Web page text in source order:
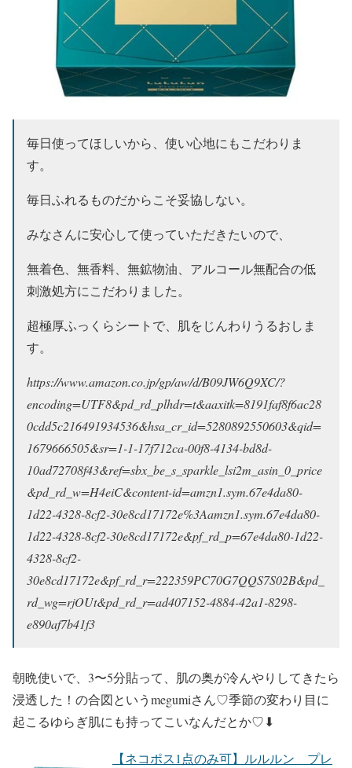
毎日使ってほしいから、使い心地にもこだわりま
す。
毎日ふれるものだからこそ妥協しない。
みなさんに安心して使っていただきたいので、
無着色、無香料、無鉱物油、アルコール無配合の低
刺激処方にこだわりました。
超極厚ふっくらシートで、肌をじんわりうるおしま
す。
https://www.amazon.co.jp/gp/aw/d/B09JW6Q9XC/?
encoding=UTF8&pd_rd_plhdr=t&aaxitk=8191faf8f6ac28
0cdd5c216491934536&hsa_cr_id=5280892550603&qid=
1679666505&sr=1-1-17f712ca-00f8-4134-bd8d-
10ad72708f43&ref=sbx_be_s_sparkle_lsi2m_asin_0_price
&pd_rd_w=H4eiC&content-id=amzn1.sym.67e4da80-
1d22-4328-8cf2-30e8cd17172e%3Aamzn1.sym.67e4da80-
1d22-4328-8cf2-30e8cd17172e&pf_rd_p=67e4da80-1d22-
4328-8cf2-
30e8cd17172e&pf_rd_r=222359PC70G7QQS7S02B&pd_
rd_wg=rjOUt&pd_rd_r=ad407152-4884-42a1-8298-
e890af7b41f3
朝晩使いで、3〜5分貼って、肌の奥が冷んやりしてきたら
浸透した！の合図というmegumiさん♡季節の変わり目に
起こるゆらぎ肌にも持ってこいなんだとか♡⬇︎
【ネコポス1点のみ可】ルルルン プレ